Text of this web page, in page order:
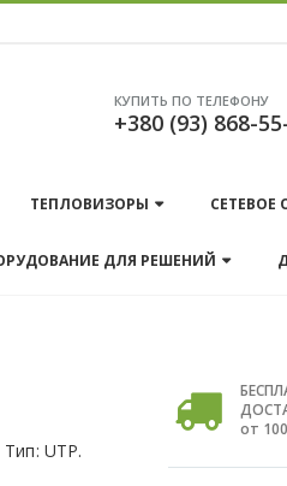
КУПИТЬ ПО ТЕЛЕФОНУ
+380 (93) 868-
ТЕПЛОВИЗОРЫ СЕТЕВОЕ
ДЛЯ РЕШЕНИЙ
UTP.
от